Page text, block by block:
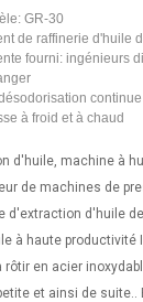
GR-30
de raffinerie d'huile
fourni: ingénieurs
continue
à froid et à chaud
d'huile, machine à
de machines de
d'extraction d'huile
à haute productivité
rôtir en acier
et ainsi de suite..